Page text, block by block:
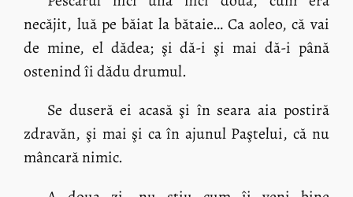
necăjit, luă pe băiat la bătaie… Ca aoleo, că vai
de mine, el dădea; şi dă-i şi mai dă-i până
ostenind îi dădu drumul.
Se duseră ei acasă şi în seara aia postiră
zdravăn, şi mai şi ca în ajunul Paştelui, că nu
mâncară nimic.